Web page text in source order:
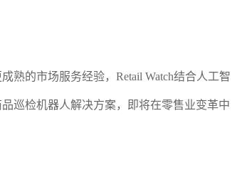
熟的市场服务经验，Retail Watch结合人工智
巡检机器人解决方案，即将在零售业变革中